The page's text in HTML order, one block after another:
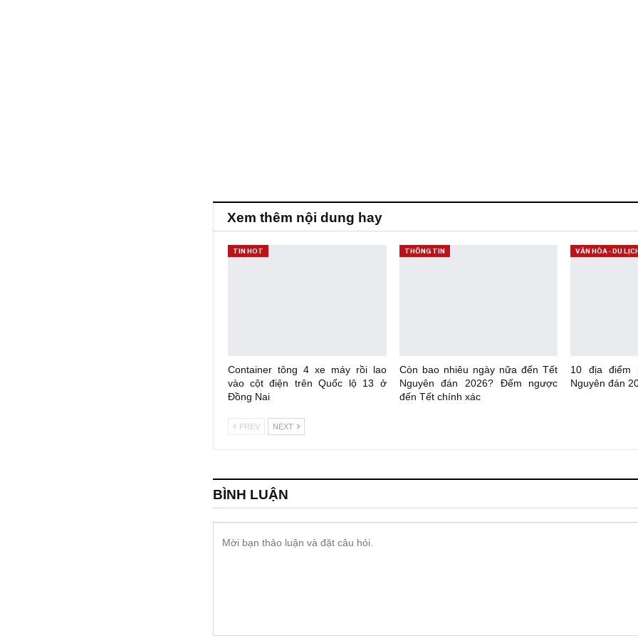
Xem thêm nội dung hay
TIN HOT
Container tông 4 xe máy rồi lao
vào cột điện trên Quốc lộ 13 ở
Đồng Nai
THÔNG TIN
Còn bao nhiêu ngày nữa đến Tết
Nguyên đán 2026? Đếm ngược
đến Tết chính xác
VĂN HÓA - DU
10 địa điểm
Nguyên đán
PREV NEXT
BÌNH LUẬN